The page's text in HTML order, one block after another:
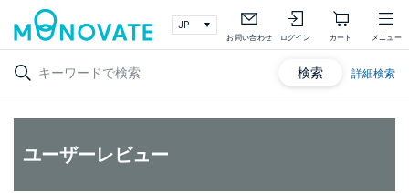
お問い合わせ ログイン カート メニュー
検索 詳細検索
ユーザーレビュー